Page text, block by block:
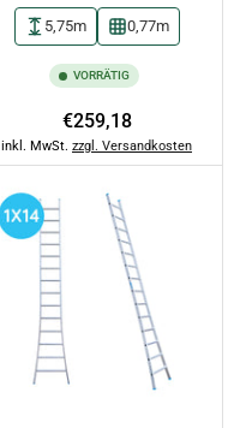
5,75m 0,77m
VORRÄTIG
Normaler
Preis
€259,18
inkl. MwSt. zzgl. Versandkosten